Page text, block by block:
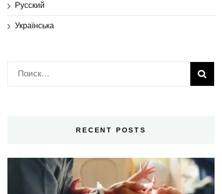
Русский
Українська
Найти:
RECENT POSTS